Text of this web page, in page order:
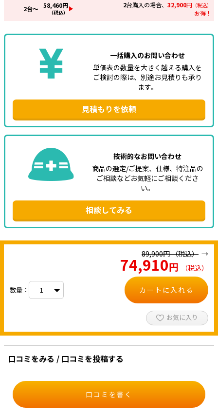
2台～ 58,460円
（税込）
2台購入の場合、 32,900円 （税込）
お得！
一括購入のお問い合わせ
単価表の数量を大きく越える購入を
ご検討の際は、別途お見積りも承り
ます。
見積もりを依頼
技術的なお問い合わせ
商品の選定/ご提案、仕様、特注品の
ご相談などお気軽にご相談くださ
い。
相談してみる
89,900円（税込）
74,910円 （税込）
数量： カートに入れる
お気に入り
口コミをみる / 口コミを投稿する
口コミを書く